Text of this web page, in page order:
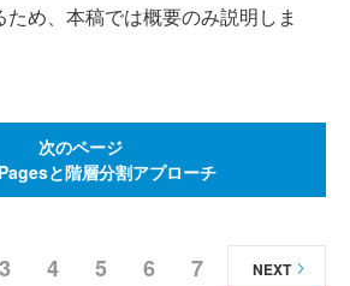
め、本稿では概要のみ説明しま
次のページ
と階層分割アプローチ
3 4 5 6 7 NEXT